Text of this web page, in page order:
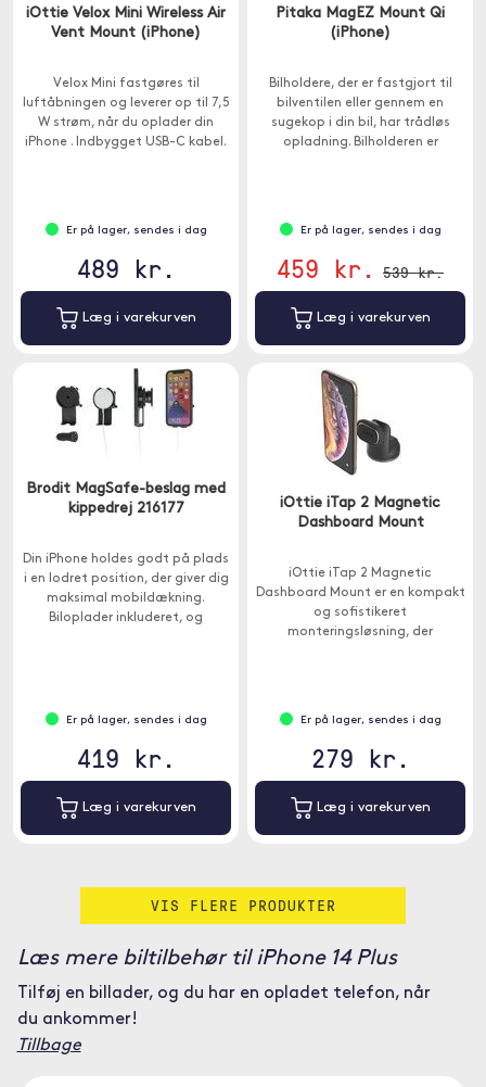
iOttie Velox Mini Wireless Air
Vent Mount (iPhone)
Velox Mini fastgøres til
luftåbningen og leverer op til 7,5
W strøm, når du oplader din
iPhone . Indbygget USB-C kabel.
Er på lager, sendes i dag
489 kr.
Læg i varekurven
Pitaka MagEZ Mount Qi
(iPhone)
Bilholdere, der er fastgjort til
bilventilen eller gennem en
sugekop i din bil, har trådløs
opladning. Bilholderen er
Er på lager, sendes i dag
459 kr. 539 kr.
Læg i varekurven
Brodit MagSafe-beslag med
kippedrej 216177
Din iPhone holdes godt på plads
i en lodret position, der giver dig
maksimal mobildækning.
Biloplader inkluderet, og
Er på lager, sendes i dag
419 kr.
Læg i varekurven
iOttie iTap 2 Magnetic
Dashboard Mount
iOttie iTap 2 Magnetic
Dashboard Mount er en kompakt
og sofistikeret
monteringsløsning, der
Er på lager, sendes i dag
279 kr.
Læg i varekurven
VIS FLERE PRODUKTER
Læs mere biltilbehør til iPhone 14 Plus
Tilføj en billader, og du har en opladet telefon, når
du ankommer!
Tillbage